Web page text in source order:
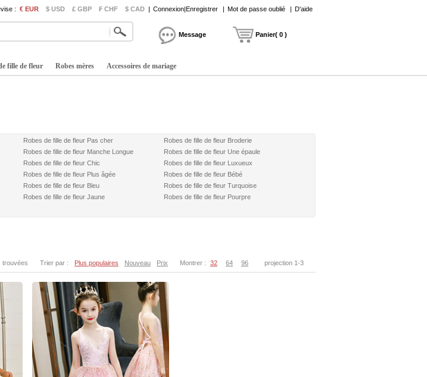
: € EUR $ USD £ GBP ₣ CHF $ CAD | Connexion|Enregistrer | Mot de passe oublié | D'aide
Message Panier( 0 )
fille de fleur Robes mères Accessoires de mariage
Robes de fille de fleur Pas cher
Robes de fille de fleur Broderie
Robes de fille de fleur Manche Longue
Robes de fille de fleur Une épaule
Robes de fille de fleur Chic
Robes de fille de fleur Luxueux
Robes de fille de fleur Plus âgée
Robes de fille de fleur Bébé
Robes de fille de fleur Bleu
Robes de fille de fleur Turquoise
Robes de fille de fleur Jaune
Robes de fille de fleur Pourpre
trouvées Trier par : Plus populaires Nouveau Prix Montrer : 32 64 96 projection 1-3